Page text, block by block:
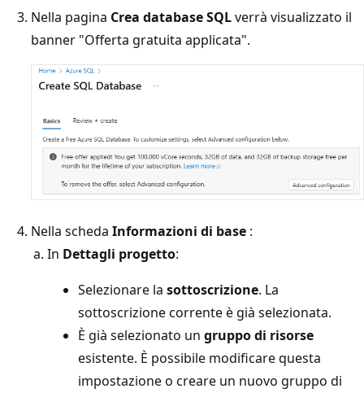
Nella pagina Crea database SQLverrà visualizzato il
banner "Offerta gratuita applicata".
Nella scheda Informazioni di base :
In Dettagli progetto:
Selezionare la sottoscrizione. La
sottoscrizione corrente è già selezionata.
È già selezionato un gruppo di risorse
esistente. È possibile modificare questa
impostazione o creare un nuovo gruppo di